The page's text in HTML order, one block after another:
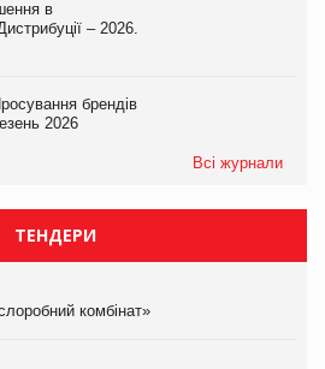
в
– 2026.
брендів
2026
Всі журнали
ТЕНДЕРИ
комбінат»